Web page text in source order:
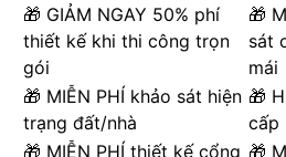
🎁 GIẢM NGAY 50% phí
thiết kế khi thi công trọn
gói
🎁
sát
mái
🎁 MIỄN PHÍ khảo sát hiện
trạng đất/nhà
🎁
cấp
🎁 MIỄN PHÍ thiết kế cổng 🎁